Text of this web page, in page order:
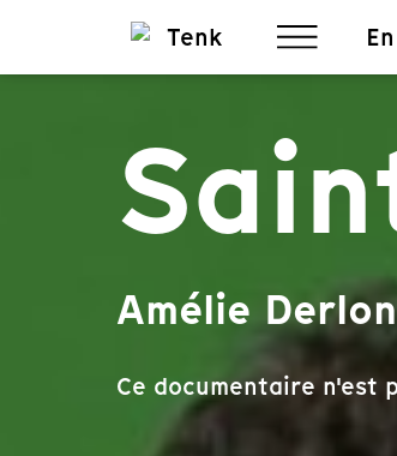
Amélie
Ce documentaire n'est